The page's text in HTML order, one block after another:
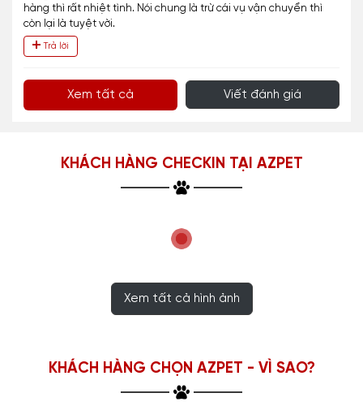
hàng thì rất nhiệt tình. Nói chung là trừ cái vụ vận chuyển thì
còn lại là tuyệt vời.
Trả lời
Xem tất cả Viết đánh giá
KHÁCH HÀNG CHECKIN TẠI AZPET
Xem tất cả hình ảnh
KHÁCH HÀNG CHỌN AZPET - VÌ SAO?